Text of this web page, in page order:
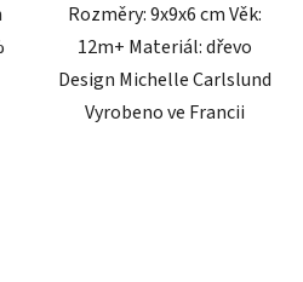
Rozměry: 9x9x6 cm Věk:
12m+ Materiál: dřevo
Design Michelle Carlslund
Vyrobeno ve Francii